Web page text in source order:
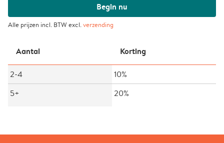
Begin nu
Alle prijzen incl. BTW excl.verzending
Aantal Korting
2-4
10%
5+
20%